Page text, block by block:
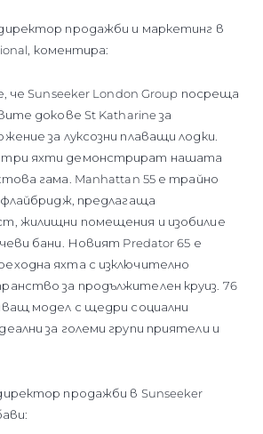
продажби и маркетинг в
коментира:
че Sunseeker London Group посреща
докове St Katharine за
за луксозни плаващи лодки.
яхти демонстрират нашата
гама. Manhattan 55 е трайно
предлагаща
жилищни помещения и изобилие
бани. Новият Predator 65 е
яхта с изключително
за продължителен круиз. 76
модел с щедри социални
за големи групи приятели и
продажби в Sunseeker